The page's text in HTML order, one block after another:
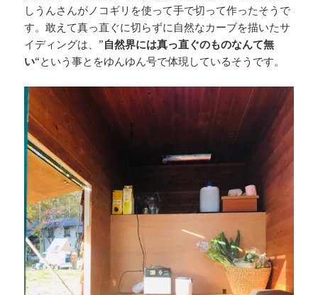
しうんさんがノコギリを使って手で切って作ったそうで
す。敢えて真っ直ぐに切らずに自然なカーブを描いたサ
イディングは、”自然界には真っ直ぐのものなんて無
い“という事とをゆんゆん号で体現しているそうです。